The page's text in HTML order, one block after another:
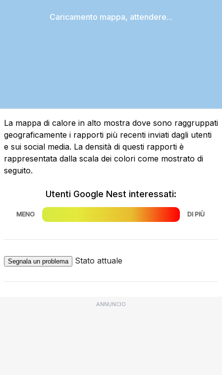
Caricamento mappa, attendere...
La mappa di calore in alto mostra dove sono raggruppati
geograficamente i rapporti più recenti inviati dagli utenti
e sui social media. La densità di questi rapporti è
rappresentata dalla scala dei colori come mostrato di
seguito.
Utenti Google Nest interessati:
MENO DI PIÙ
Segnala un problema Stato attuale
ANNUNCIO